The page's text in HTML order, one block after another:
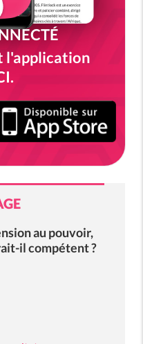
l'application
au pouvoir,
il compétent ?